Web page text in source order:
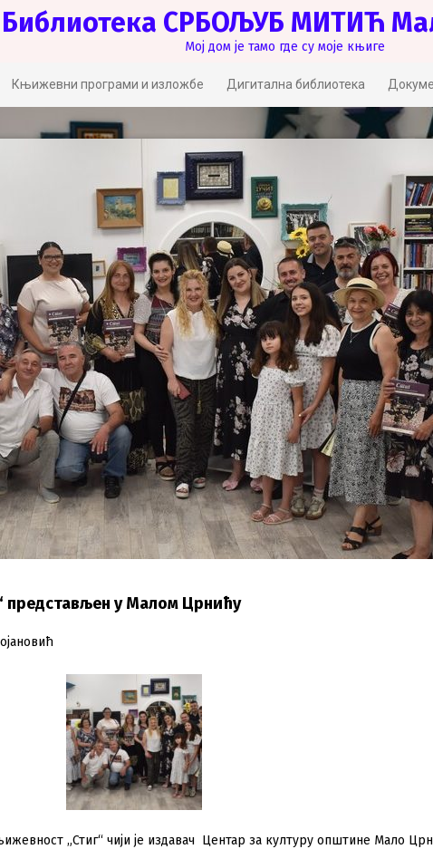
Библиотека СРБОЉУБ МИТИЋ
Мој дом је тамо где су моје књиге
Књижевни програми и изложбе Дигитална библиотека
представљен у Малом Црнићу
„Стиг“ чији је издавач Центар за културу општине Мало